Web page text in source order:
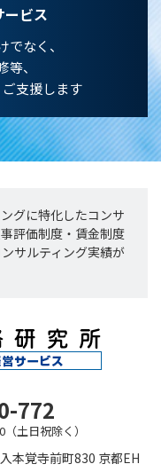
ービス
なく、
、
支援します
グに特化したコンサ
評価制度・賃金制度
サルティング実績が
772
土日祝除く）
本覚寺前町830 京都EH